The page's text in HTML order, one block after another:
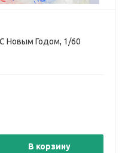
Новым Годом, 1/60
В корзину